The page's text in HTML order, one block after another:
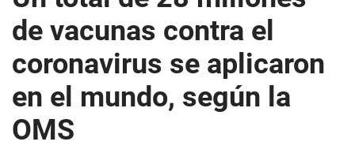
de vacunas contra el
coronavirus se aplicaron
en el mundo, según la
OMS